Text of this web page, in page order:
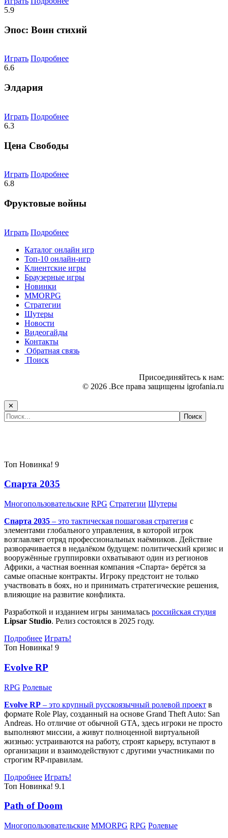
5.9
Эпос: Воин стихий
Играть Подробнее
6.6
Элдария
Играть Подробнее
6.3
Цена Свободы
Играть Подробнее
6.8
Фруктовые войны
Играть Подробнее
Каталог онлайн игр
Топ-10 онлайн-игр
Клиентские игры
Браузерные игры
Новинки
MMORPG
Стратегии
Шутеры
Новости
Видеогайды
Контакты
Обратная связь
Поиск
Присоединяйтесь к нам:
© 2026 .Все права защищены igrofania.ru
✕
Топ Новинка! 9
Спарта 2035
Многопользовательские RPG Стратегии Шутеры
Спарта 2035 – это тактическая пошаговая стратегия с
элементами глобального управления, в которой игрок
возглавляет отряд профессиональных наёмников. Действие
разворачивается в недалёком будущем: политический кризис и
вооружённые группировки охватывают один из регионов
Африки, а частная военная компания «Спарта» берётся за
самые опасные контракты. Игроку предстоит не только
участвовать в боях, но и принимать стратегические решения,
влияющие на развитие конфликта.
Разработкой и изданием игры занималась российская студия
Lipsar Studio. Релиз состоялся в 2025 году.
Подробнее Играть!
Топ Новинка! 9
Evolve RP
RPG Ролевые
Evolve RP – это крупный русскоязычный ролевой проект в
формате Role Play, созданный на основе Grand Theft Auto: San
Andreas. Но отличие от обычной GTA, здесь игроки не просто
выполняют миссии, а живут полноценной виртуальной
жизнью: устраиваются на работу, строят карьеру, вступают в
организации и взаимодействуют с другими участниками по
строгим RP-правилам.
Подробнее Играть!
Топ Новинка! 9.1
Path of Doom
Многопользовательские MMORPG RPG Ролевые